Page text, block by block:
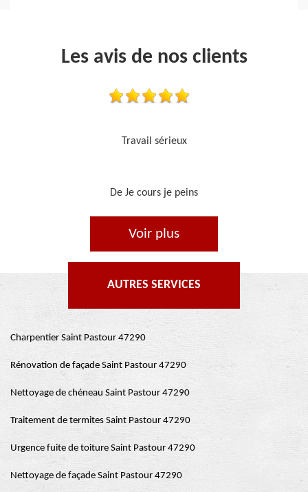
Les avis de nos clients
Je recommande, top !!
De Ornella
Voir plus
AUTRES SERVICES
Charpentier Saint Pastour 47290
Rénovation de façade Saint Pastour 47290
Nettoyage de chéneau Saint Pastour 47290
Traitement de termites Saint Pastour 47290
Urgence fuite de toiture Saint Pastour 47290
Nettoyage de façade Saint Pastour 47290